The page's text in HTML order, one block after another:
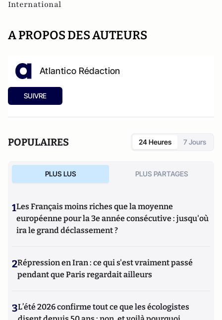
International
A PROPOS DES AUTEURS
Atlantico Rédaction
SUIVRE
POPULAIRES 24 Heures 7 Jours
PLUS LUS PLUS PARTAGES
1Les Français moins riches que la moyenne
européenne pour la 3e année consécutive : jusqu'où
ira le grand déclassement ?
2Répression en Iran : ce qui s'est vraiment passé
pendant que Paris regardait ailleurs
3L’été 2026 confirme tout ce que les écologistes